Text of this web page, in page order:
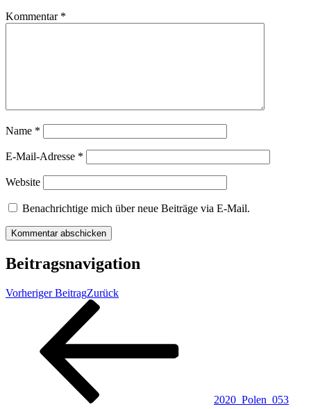
Kommentar *
Name *
E-Mail-Adresse *
Website
Benachrichtige mich über neue Beiträge via E-Mail.
Beitragsnavigation
Vorheriger BeitragZurück
2020_Polen_053